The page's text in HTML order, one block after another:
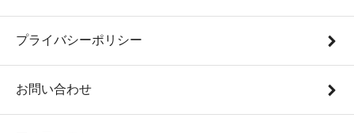
プライバシーポリシー
お問い合わせ